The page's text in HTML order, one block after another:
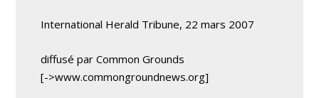
International Herald Tribune, 22 mars 2007
diffusé par Common Grounds
[->www.commongroundnews.org]